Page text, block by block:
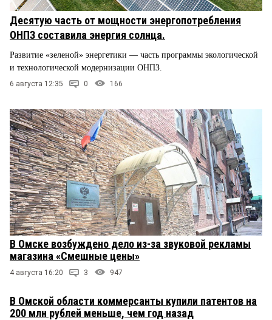
Десятую часть от мощности энергопотребления
ОНПЗ составила энергия солнца.
Развитие «зеленой» энергетики — часть программы экологической
и технологической модернизации ОНПЗ.
6 августа 12:35 0 166
В Омске возбуждено дело из-за звуковой рекламы
магазина «Смешные цены»
4 августа 16:20 3 947
В Омской области коммерсанты купили патентов на
200 млн рублей меньше, чем год назад